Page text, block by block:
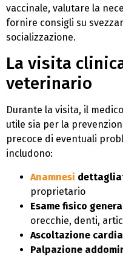
vaccinale, valutare la
fornire consigli su
socializzazione.
La visita
veterinario
Durante la visita, il
utile sia per la
precoce di eventuali
includono:
Anamnesi
proprietario
Esame fisico
orecchie, denti,
Ascoltazione
Palpazione